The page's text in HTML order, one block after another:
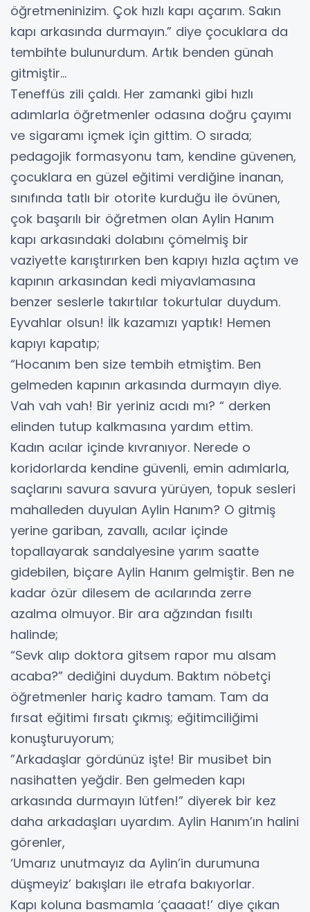
öğretmeninizim. Çok hızlı kapı açarım. Sakın
kapı arkasında durmayın.” diye çocuklara da
tembihte bulunurdum. Artık benden günah
gitmiştir…
Teneffüs zili çaldı. Her zamanki gibi hızlı
adımlarla öğretmenler odasına doğru çayımı
ve sigaramı içmek için gittim. O sırada;
pedagojik formasyonu tam, kendine güvenen,
çocuklara en güzel eğitimi verdiğine inanan,
sınıfında tatlı bir otorite kurduğu ile övünen,
çok başarılı bir öğretmen olan Aylin Hanım
kapı arkasındaki dolabını çömelmiş bir
vaziyette karıştırırken ben kapıyı hızla açtım ve
kapının arkasından kedi miyavlamasına
benzer seslerle takırtılar tokurtular duydum.
Eyvahlar olsun! İlk kazamızı yaptık! Hemen
kapıyı kapatıp;
“Hocanım ben size tembih etmiştim. Ben
gelmeden kapının arkasında durmayın diye.
Vah vah vah! Bir yeriniz acıdı mı? “ derken
elinden tutup kalkmasına yardım ettim.
Kadın acılar içinde kıvranıyor. Nerede o
koridorlarda kendine güvenli, emin adımlarla,
saçlarını savura savura yürüyen, topuk sesleri
mahalleden duyulan Aylin Hanım? O gitmiş
yerine gariban, zavallı, acılar içinde
topallayarak sandalyesine yarım saatte
gidebilen, biçare Aylin Hanım gelmiştir. Ben ne
kadar özür dilesem de acılarında zerre
azalma olmuyor. Bir ara ağzından fısıltı
halinde;
“Sevk alıp doktora gitsem rapor mu alsam
acaba?” dediğini duydum. Baktım nöbetçi
öğretmenler hariç kadro tamam. Tam da
fırsat eğitimi fırsatı çıkmış; eğitimciliğimi
konuşturuyorum;
”Arkadaşlar gördünüz işte! Bir musibet bin
nasihatten yeğdir. Ben gelmeden kapı
arkasında durmayın lütfen!” diyerek bir kez
daha arkadaşları uyardım. Aylin Hanım’ın halini
görenler,
‘Umarız unutmayız da Aylin’in durumuna
düşmeyiz’ bakışları ile etrafa bakıyorlar.
Kapı koluna basmamla ‘çaaaat!’ diye çıkan